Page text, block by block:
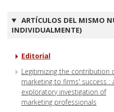
ARTÍCULOS DEL MISMO
INDIVIDUALMENTE)
Editorial
Legitimizing the contribution
marketing to firms' success :
exploratory investigation of
marketing professionals